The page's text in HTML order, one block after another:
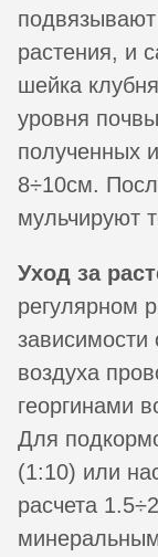
растения, и
шейка
уровня
полученных
8÷10см.
мульчируют
Уход за
регулярном
зависимости
воздуха
георгинами
Для
(1:10) или
расчета